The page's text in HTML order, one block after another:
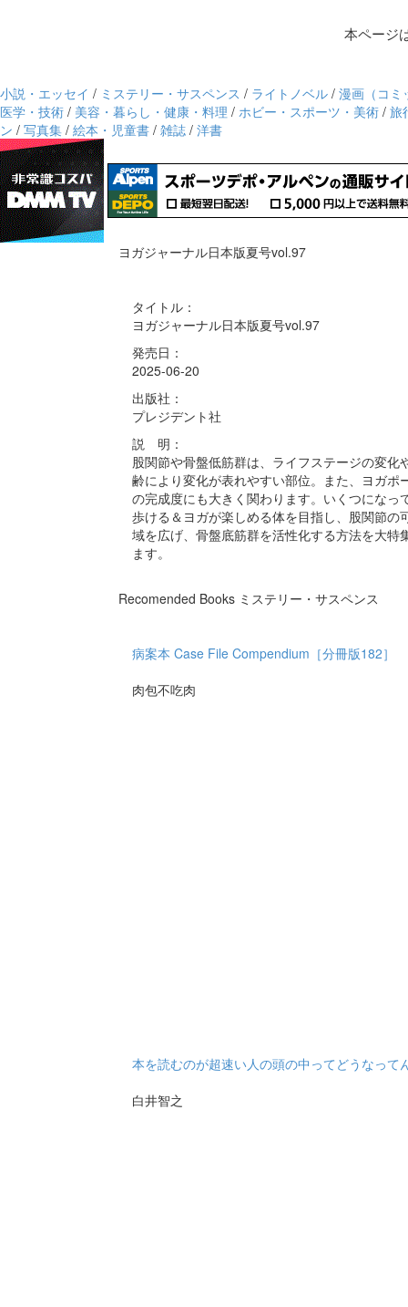
本ページ
小説・エッセイ / ミステリー・サスペンス / ライトノベル / 漫画（コミ
医学・技術 / 美容・暮らし・健康・料理 / ホビー・スポーツ・美術 / 旅
ン / 写真集 / 絵本・児童書 / 雑誌 / 洋書
ヨガジャーナル日本版夏号vol.97
タイトル：
ヨガジャーナル日本版夏号vol.97
発売日：
2025-06-20
出版社：
プレジデント社
説 明：
股関節や骨盤低筋群は、ライフステージの変化
齢により変化が表れやすい部位。また、ヨガポ
の完成度にも大きく関わります。いくつになっ
歩ける＆ヨガが楽しめる体を目指し、股関節の
域を広げ、骨盤底筋群を活性化する方法を大特
ます。
Recomended Books ミステリー・サスペンス
病案本 Case File Compendium［分冊版182］
肉包不吃肉
本を読むのが超速い人の頭の中ってどうなって
白井智之